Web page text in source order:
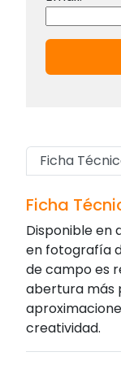
Ficha
Ficha
Disponible en
en fotografía
de campo es
abertura más
creatividad.